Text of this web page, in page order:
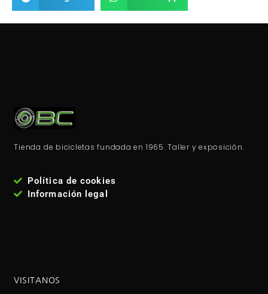
Tienda de bicicletas fundada en 1965. Taller y exposición.
Política de cookies
Información legal
VISITANOS